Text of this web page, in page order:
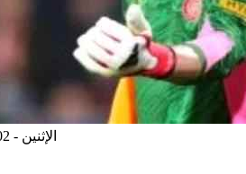
الإثنين - 02 فبراير 2026 - 04:11 م